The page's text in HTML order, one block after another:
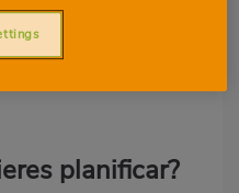
planificar?